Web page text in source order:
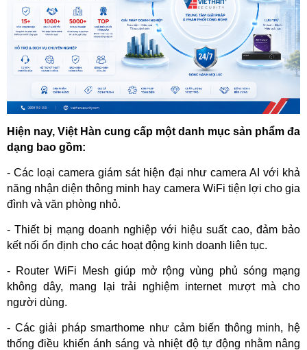
Hiện nay, Việt Hàn cung cấp một danh mục sản phẩm đa
dạng bao gồm:
- Các loại camera giám sát hiện đại như camera AI với khả
năng nhận diện thông minh hay camera WiFi tiện lợi cho gia
đình và văn phòng nhỏ.
- Thiết bị mạng doanh nghiệp với hiệu suất cao, đảm bảo
kết nối ổn định cho các hoạt động kinh doanh liên tục.
- Router WiFi Mesh giúp mở rộng vùng phủ sóng mạng
không dây, mang lại trải nghiệm internet mượt mà cho
người dùng.
- Các giải pháp smarthome như cảm biến thông minh, hệ
thống điều khiển ánh sáng và nhiệt độ tự động nhằm nâng